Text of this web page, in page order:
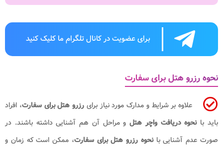
برای عضویت در کانال تلگرام ما کلیک کنید
نحوه رزرو هتل برای سفارت
علاوه بر شرایط و مدارک مورد نیاز برای رزرو هتل برای سفارت، افراد
باید بانحوه دریافت واچر هتلو مراحل آن هم آشنایی داشته باشند. در
صورت عدم آشنایی بانحوه رزرو هتل برای سفارت، ممکن است که زمان و